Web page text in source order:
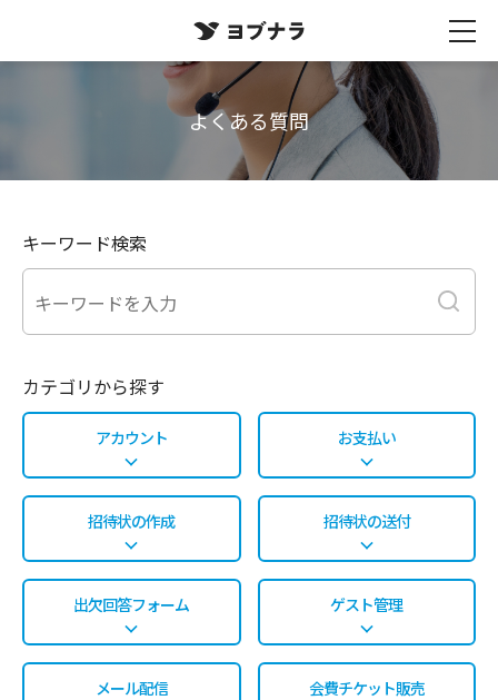
よくある質問
キーワード検索
カテゴリから探す
アカウント お支払い
招待状の作成 招待状の送付
出欠回答フォーム ゲスト管理
メール配信 会費チケット販売